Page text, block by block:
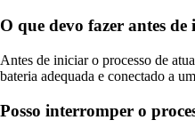
O que devo fazer antes
Antes de iniciar o processo de
bateria adequada e conectado a
Posso interromper o